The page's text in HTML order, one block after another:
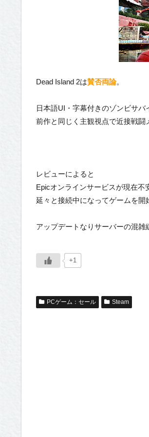
Dead Island 2は賛否両論。
日本語UI・字幕付きのゾンビサバ
前作と同じく主観視点で近接戦闘
レビューによると
Epicオンラインサービスが現在不
延々と接続中になってゲームを開
アップデートなりサーバーの混雑
+1
PCゲーム：セール Steam